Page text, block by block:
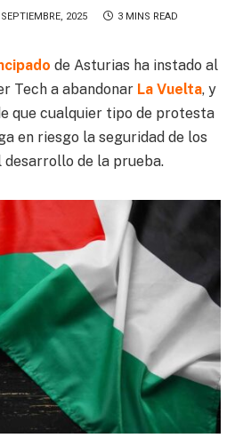
2025 3 MINS READ
de Asturias ha instado al
Tech a abandonar La Vuelta, y
que cualquier tipo de protesta
en riesgo la seguridad de los
de la prueba.